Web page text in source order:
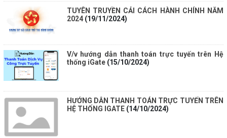
TUYÊN TRUYỀN CẢI CÁCH HÀNH CHÍNH NĂM
2024 (19/11/2024)
V/v hướng dẫn thanh toán trực tuyến trên Hệ
thống iGate (15/10/2024)
HƯỚNG DẪN THANH TOÁN TRỰC TUYẾN TRÊN
HỆ THỐNG IGATE (14/10/2024)